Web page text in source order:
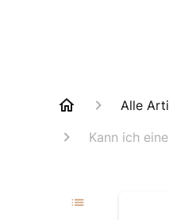
Alle
Kann ich